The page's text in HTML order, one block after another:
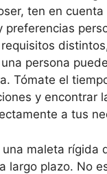
ten en cuenta
preferencias
persona
Tómate el
y encontrar
a tus
una maleta rígida
largo plazo. No